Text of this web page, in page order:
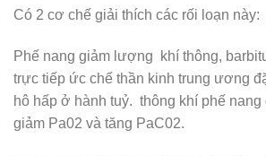
Có 2 cơ chế giải thích các rối loạn này:
Phế nang giảm lượng khí thông,
trực tiếp ức chế thần kinh trung ương
hô hấp ở hành tuỷ. thông khí phế nang
giảm Pa02 và tăng PaC02.